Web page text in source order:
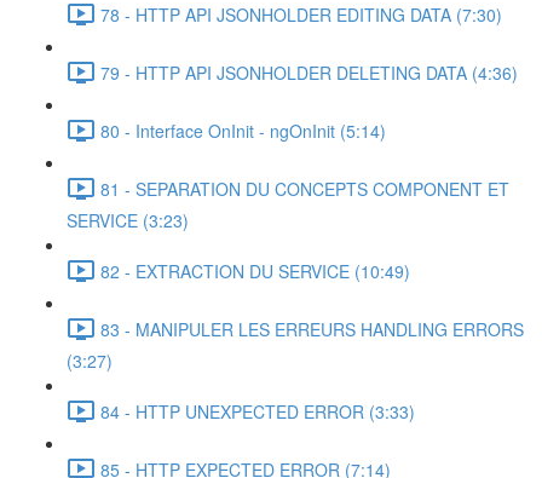
78 - HTTP API JSONHOLDER EDITING DATA (7:30)
79 - HTTP API JSONHOLDER DELETING DATA (4:36)
80 - Interface OnInit - ngOnInit (5:14)
81 - SEPARATION DU CONCEPTS COMPONENT ET
SERVICE (3:23)
82 - EXTRACTION DU SERVICE (10:49)
83 - MANIPULER LES ERREURS HANDLING ERRORS
(3:27)
84 - HTTP UNEXPECTED ERROR (3:33)
85 - HTTP EXPECTED ERROR (7:14)